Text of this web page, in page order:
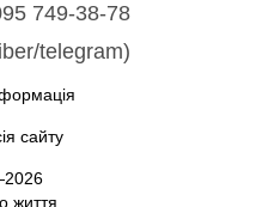
749-38-78
telegram)
сайту
життя